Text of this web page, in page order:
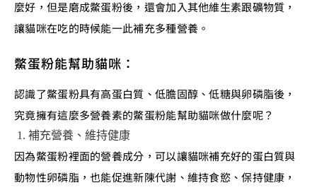
麼好，但是磨成鱉蛋粉後，還會加入其他維生素跟礦物質，
讓貓咪在吃的時候能一此補充多種營養。
鱉蛋粉能幫助貓咪：
認識了鱉蛋粉具有高蛋白質、低膽固醇、低糖與卵磷脂後，
究竟擁有這麼多營養素的鱉蛋粉能幫助貓咪做什麼呢？
補充營養、維持健康
因為鱉蛋粉裡面的營養成分，可以讓貓咪補充好的蛋白質與
動物性卵磷脂，也能促進新陳代謝、維持食慾、保持健康，